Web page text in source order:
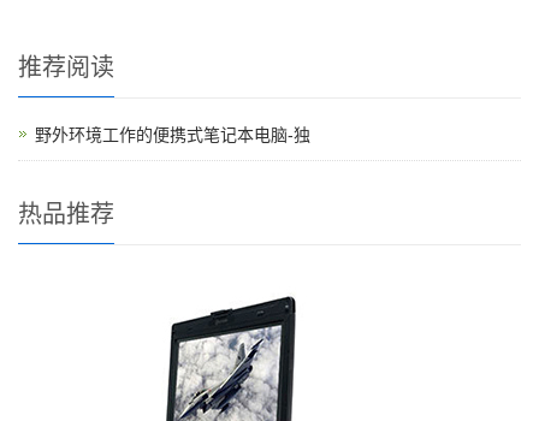
推荐阅读
野外环境工作的便携式笔记本电脑-独
热品推荐